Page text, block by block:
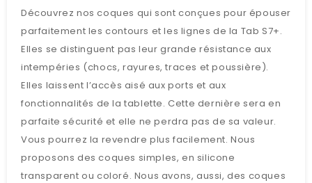
Découvrez nos coques qui sont conçues pour épouser
parfaitement les contours et les lignes de la Tab S7+.
Elles se distinguent pas leur grande résistance aux
intempéries (chocs, rayures, traces et poussière).
Elles laissent l’accès aisé aux ports et aux
fonctionnalités de la tablette. Cette dernière sera en
parfaite sécurité et elle ne perdra pas de sa valeur.
Vous pourrez la revendre plus facilement. Nous
proposons des coques simples, en silicone
transparent ou coloré. Nous avons, aussi, des coques